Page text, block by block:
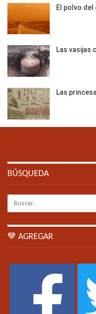
El polvo
Las vasijas
Las
BÚSQUEDA
💙 AGREGAR